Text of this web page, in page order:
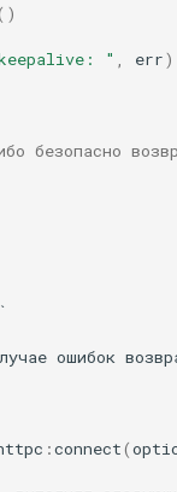
keepalive: " err)
безопасно
`
ошибок
:connect(